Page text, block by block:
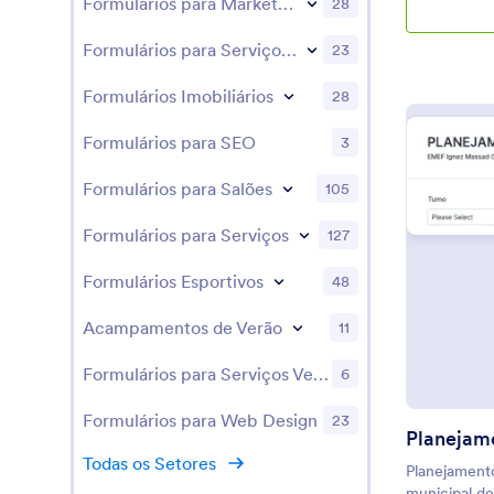
Utilizando
podem
arquivos e
Jotform e
o estilo da
Você pode
diversas
Google
Formulários para Serviços Fotográficos 23
Formulários Imobiliários 28
Formulários para SEO 3
Formulários para Salões 105
Formulários para Serviços 127
Formulários Esportivos 48
Acampamentos de Verão 11
Formulários para Serviços Veterinários 6
Formulários para Web Design 23
Todas os Setores